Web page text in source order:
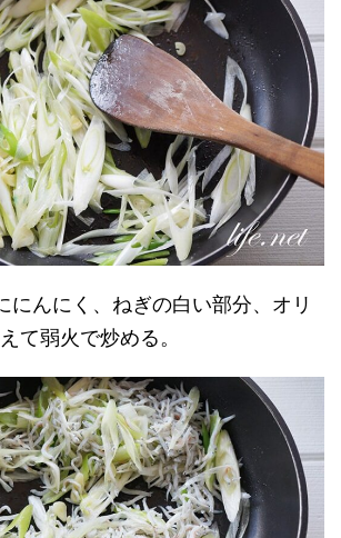
にんにく、ねぎの白い部分、オリ
て弱火で炒める。